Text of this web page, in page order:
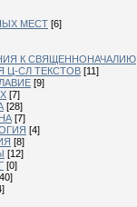
МЕСТ [6]
К СВЯЩЕННОНАЧАЛИЮ
Ц-СЛ ТЕКСТОВ [11]
[9]
[7]
[28]
[7]
[4]
[8]
[12]
[0]